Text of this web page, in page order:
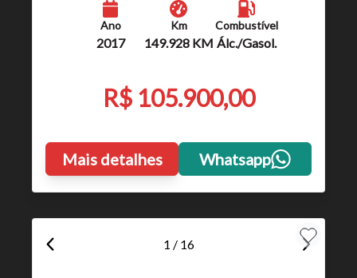
Ano
2017
Km
149.928 KM
Combustível
Álc./Gasol.
R$ 105.900,00
Mais detalhes Whatsapp
1 / 16